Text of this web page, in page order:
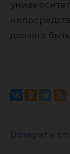
должна
Возврат к